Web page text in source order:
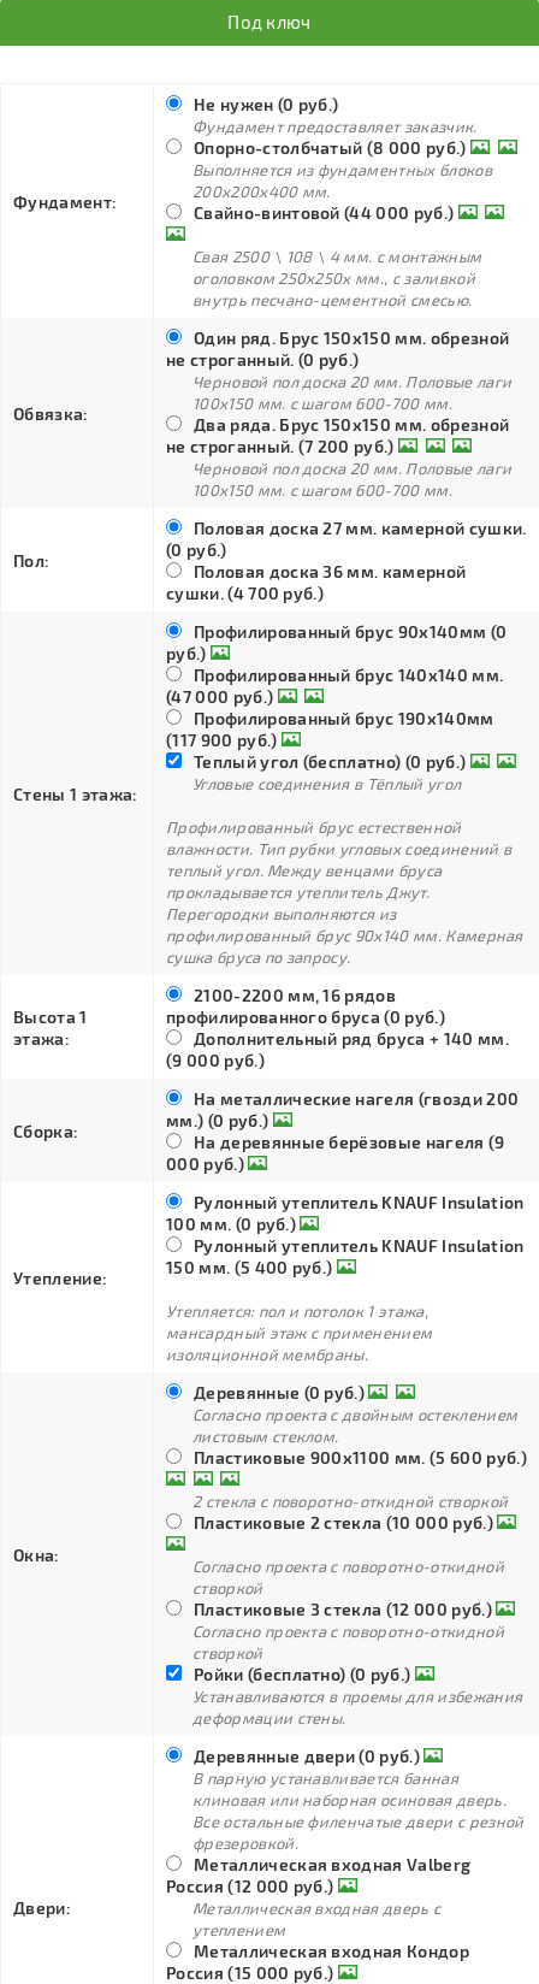
Под ключ
Фундамент:
Не нужен (0 руб.)
Фундамент предоставляет заказчик.
Опорно-столбчатый (8 000 руб.)
Выполняется из фундаментных блоков
200х200х400 мм.
Свайно-винтовой (44 000 руб.)
Свая 2500 \ 108 \ 4 мм. с монтажным
оголовком 250х250х мм., с заливкой
внутрь песчано-цементной смесью.
Обвязка:
Один ряд. Брус 150х150 мм. обрезной
не строганный. (0 руб.)
Черновой пол доска 20 мм. Половые лаги
100х150 мм. с шагом 600-700 мм.
Два ряда. Брус 150х150 мм. обрезной
не строганный. (7 200 руб.)
Черновой пол доска 20 мм. Половые лаги
100х150 мм. с шагом 600-700 мм.
Пол:
Половая доска 27 мм. камерной сушки.
(0 руб.)
Половая доска 36 мм. камерной
сушки. (4 700 руб.)
Стены 1 этажа:
Профилированный брус 90х140мм (0
руб.)
Профилированный брус 140х140 мм.
(47 000 руб.)
Профилированный брус 190х140мм
(117 900 руб.)
Теплый угол (бесплатно) (0 руб.)
Угловые соединения в Тёплый угол
Профилированный брус естественной
влажности. Тип рубки угловых соединений в
теплый угол. Между венцами бруса
прокладывается утеплитель Джут.
Перегородки выполняются из
профилированный брус 90х140 мм. Камерная
сушка бруса по запросу.
Высота 1
этажа:
2100-2200 мм, 16 рядов
профилированного бруса (0 руб.)
Дополнительный ряд бруса + 140 мм.
(9 000 руб.)
Сборка:
На металлические нагеля (гвозди 200
мм.) (0 руб.)
На деревянные берёзовые нагеля (9
000 руб.)
Утепление:
Рулонный утеплитель KNAUF Insulation
100 мм. (0 руб.)
Рулонный утеплитель KNAUF Insulation
150 мм. (5 400 руб.)
Утепляется: пол и потолок 1 этажа,
мансардный этаж с применением
изоляционной мембраны.
Окна:
Деревянные (0 руб.)
Согласно проекта с двойным остеклением
листовым стеклом.
Пластиковые 900х1100 мм. (5 600 руб.)
2 стекла с поворотно-откидной створкой
Пластиковые 2 стекла (10 000 руб.)
Согласно проекта с поворотно-откидной
створкой
Пластиковые 3 стекла (12 000 руб.)
Согласно проекта с поворотно-откидной
створкой
Ройки (бесплатно) (0 руб.)
Устанавливаются в проемы для избежания
деформации стены.
Двери:
Деревянные двери (0 руб.)
В парную устанавливается банная
клиновая или наборная осиновая дверь.
Все остальные филенчатые двери с резной
фрезеровкой.
Металлическая входная Valberg
Россия (12 000 руб.)
Металлическая входная дверь с
утеплением
Металлическая входная Кондор
Россия (15 000 руб.)